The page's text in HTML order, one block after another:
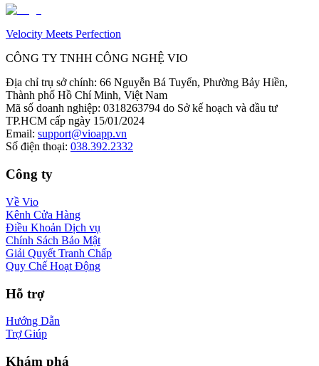
Velocity Meets Perfection
CÔNG TY TNHH CÔNG NGHỆ VIO
Địa chỉ trụ sở chính: 66 Nguyễn Bá Tuyển, Phường Bảy Hiền,
Thành phố Hồ Chí Minh, Việt Nam
Mã số doanh nghiệp: 0318263794 do Sở kế hoạch và đầu tư
TP.HCM cấp ngày 15/01/2024
Email: support@vioapp.vn
Số điện thoại: 038.392.2332
Công ty
Về Vio
Kênh Cửa Hàng
Điều Khoản Dịch vụ
Chính Sách Bảo Mật
Giải Quyết Tranh Chấp
Quy Chế Hoạt Động
Hỗ trợ
Hướng Dẫn
Trợ Giúp
Khám phá